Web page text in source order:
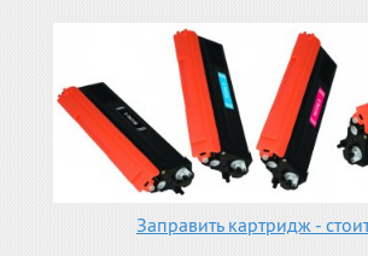
Заправить картридж -